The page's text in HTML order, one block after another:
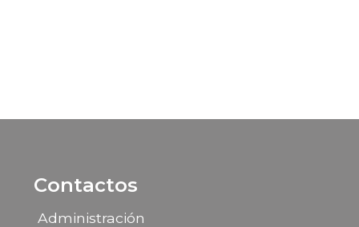
Contactos
Administración